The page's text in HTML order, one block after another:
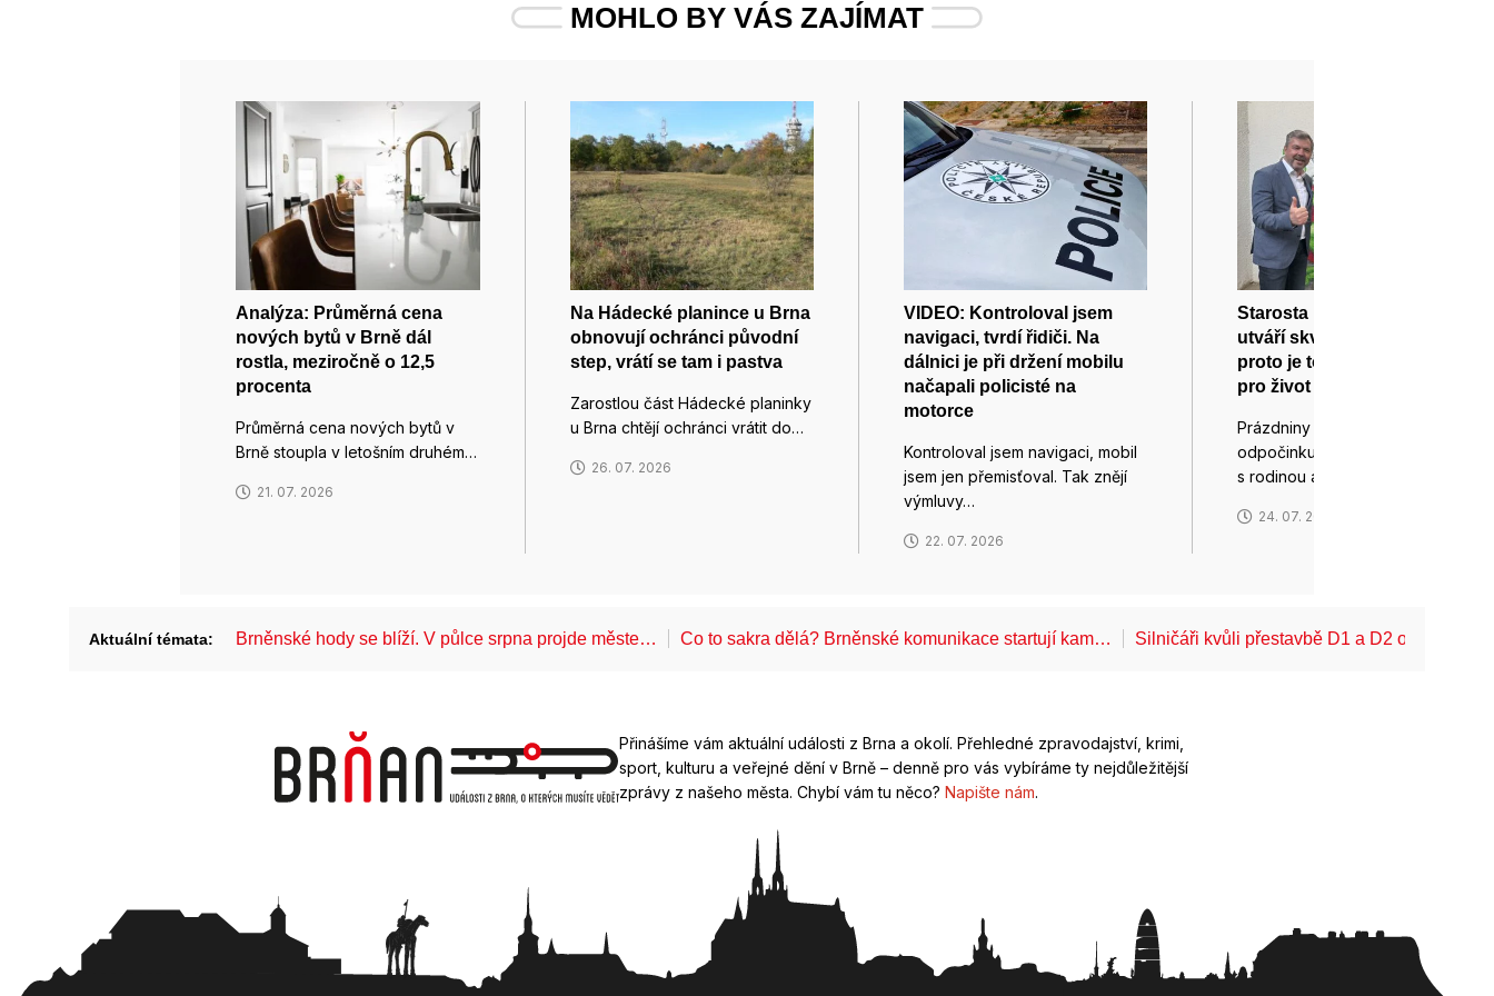
MOHLO BY VÁS ZAJÍMAT
Analýza: Průměrná cena
nových bytů v Brně dál
rostla, meziročně o 12,5
procenta
Průměrná cena nových bytů v
Brně stoupla v letošním druhém…
21. 07. 2026
Na Hádecké planince u Brna
obnovují ochránci původní
step, vrátí se tam i pastva
Zarostlou část Hádecké planinky
u Brna chtějí ochránci vrátit do…
26. 07. 2026
VIDEO: Kontroloval jsem
navigaci, tvrdí řidiči. Na
dálnici je při držení mobilu
načapali policisté na
motorce
Kontroloval jsem navigaci, mobil
jsem jen přemisťoval. Tak znějí
výmluvy…
22. 07. 2026
Starosta Leder: Žabiny
utváří skvělá komunita,
proto je to příjemné místo
pro život
Prázdniny jsou časem
odpočinku, cestování i setkávání
s rodinou a…
24. 07. 2026
Aktuální témata: Brněnské hody se blíží. V půlce srpna projde měste… Co to sakra dělá? Brněnské komunikace startují kam… Silničáři kvůli přestavbě D1 a D2 opět
Přinášíme vám aktuální události z Brna a okolí. Přehledné zpravodajství, krimi,
sport, kulturu a veřejné dění v Brně – denně pro vás vybíráme ty nejdůležitější
zprávy z našeho města. Chybí vám tu něco? Napište nám.